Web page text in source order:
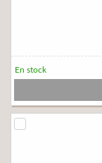
En stock